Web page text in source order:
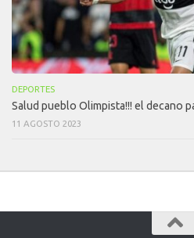
DEPORTES
Salud pueblo Olimpista!!! el decano
11 AGOSTO 2023